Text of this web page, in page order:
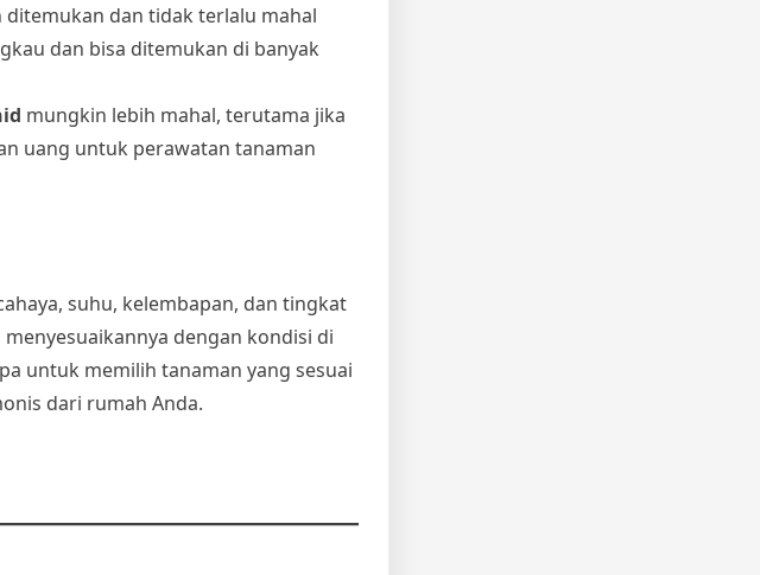
ditemukan dan tidak terlalu mahal
dan bisa ditemukan di banyak
mungkin lebih mahal, terutama jika
uang untuk perawatan tanaman
suhu, kelembapan, dan tingkat
dengan kondisi di
untuk memilih tanaman yang sesuai
dari rumah Anda.